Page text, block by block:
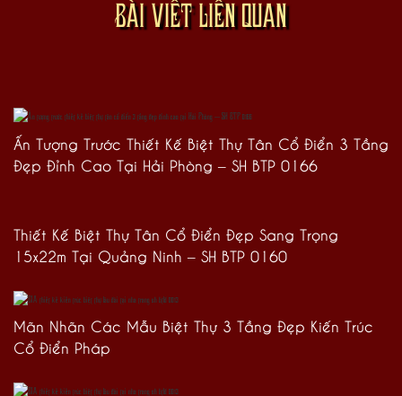
BÀI VIẾT LIÊN QUAN
Ấn Tượng Trước Thiết Kế Biệt Thự Tân Cổ Điển 3 Tầng
Đẹp Đỉnh Cao Tại Hải Phòng – SH BTP 0166
Thiết Kế Biệt Thự Tân Cổ Điển Đẹp Sang Trọng
15x22m Tại Quảng Ninh – SH BTP 0160
Mãn Nhãn Các Mẫu Biệt Thự 3 Tầng Đẹp Kiến Trúc
Cổ Điển Pháp